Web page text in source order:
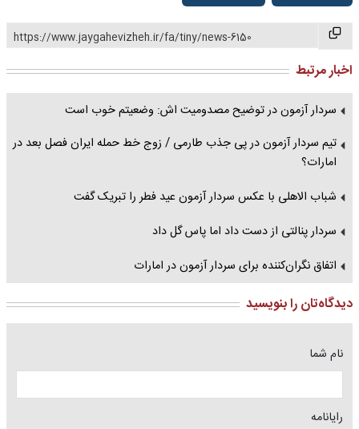
https://www.jaygahevizheh.ir/fa/tiny/news-6150
اخبار مرتبط
سردار آزمون در توضیح مصدومیت اش: وضعیتم خوب است
تیم سردار آزمون در پی جذب طارمی / زوج خط حمله ایران فصل بعد در
امارات؟
شباب الاهلی با عکس سردار آزمون عید فطر را تبریک گفت
سردار پنالتی از دست داد اما پاس گل داد
اتفاق نگران‌کننده برای سردار آزمون در امارات
دیدگاه‌تان را بنویسید
نام شما
رایانامه